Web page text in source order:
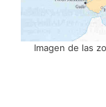
Imagen de las